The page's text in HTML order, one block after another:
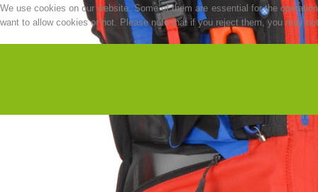
We use cookies on our website. Some of them are essential for the
want to allow cookies or not. Please note that if you reject them, you may